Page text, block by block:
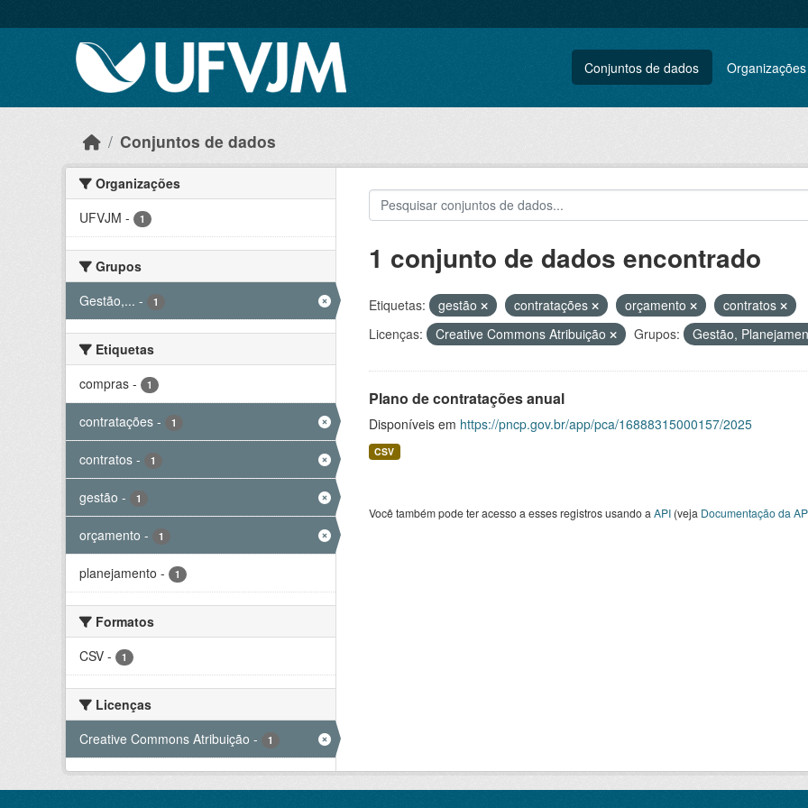
Conjuntos de dados Organizações
Conjuntos de dados
Organizações
UFVJM - 1
Grupos
Gestão,... - 1
Etiquetas
compras - 1
contratações - 1
contratos - 1
gestão - 1
orçamento - 1
planejamento - 1
Formatos
CSV - 1
Licenças
Creative Commons Atribuição - 1
1 conjunto de dados encontrado
Etiquetas: gestão contratações orçamento
contratos
Licenças:
Creative Commons Atribuição Grupos: Gestão,
Plano de contratações anual
Disponíveis em https://pncp.gov.br/app/pca/16888315000157/2025
CSV
Você também pode ter acesso a esses registros usando a API(veja Documentação da